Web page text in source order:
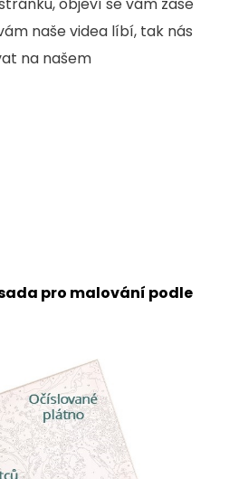
objeví se vám zase
naše videa líbí, tak nás
na našem
pro malování podle